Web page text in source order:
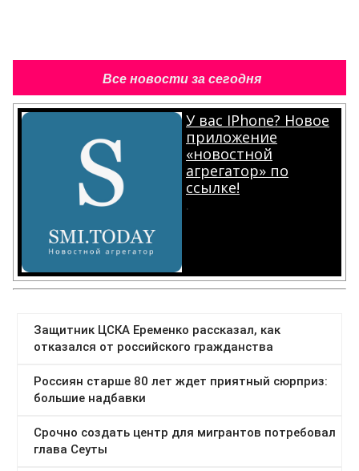
Все новости за сегодня
У вас IPhone? Новое
приложение
«новостной
агрегатор» по
ссылке!
.